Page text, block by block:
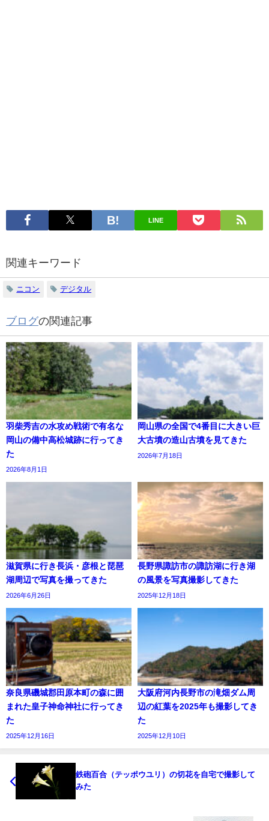
LINE
関連キーワード
ニコン デジタル
ブログの関連記事
羽柴秀吉の水攻め戦術で有名な
岡山の備中高松城跡に行ってき
た
2026年8月1日
岡山県の全国で4番目に大きい巨
大古墳の造山古墳を見てきた
2026年7月18日
滋賀県に行き長浜・彦根と琵琶
湖周辺で写真を撮ってきた
2026年6月26日
長野県諏訪市の諏訪湖に行き湖
の風景を写真撮影してきた
2025年12月18日
奈良県磯城郡田原本町の森に囲
まれた皇子神命神社に行ってき
た
2025年12月16日
大阪府河内長野市の滝畑ダム周
辺の紅葉を2025年も撮影してき
た
2025年12月10日
鉄砲百合（テッポウユリ）の切花を自宅で撮影して
みた